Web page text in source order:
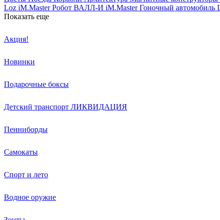
Loz iM.Master Робот ВАЛЛ-И iM.Master Гоночный автомобиль
Показать еще
Акция!
Новинки
Подарочные боксы
Детский транспорт ЛИКВИДАЦИЯ
Пенниборды
Самокаты
Спорт и лето
Водное оружие